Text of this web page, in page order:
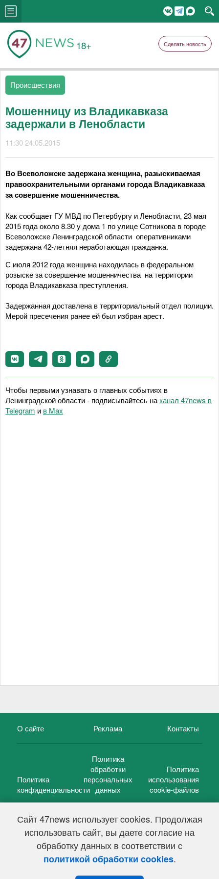
Сайт 47news использует cookies. Продолжая
использовать сайт, вы даете согласие на
обработку данных в соответствии с
политикой обработки cookies.
18+ Сделать новость
Происшествия
Мошенницу из Владикавказа
задержали в Ленобласти
11:30 24.05.2015
Во Всеволожске задержана женщина, разыскиваемая
правоохранительными органами города Владикавказа
за совершение мошенничества.
Как сообщает ГУ МВД по Петербургу и Ленобласти, 23 мая
2015 года около 8.30 у дома 1 по улице Сотникова в городе
Всеволожске Ленинградской области оперативниками
задержана 42-летняя неработающая гражданка.
С июля 2012 года женщина находилась в федеральном
розыске за совершение мошенничества на территории
города Владикавказа преступления.
Задержанная доставлена в территориальный отдел полиции.
Мерой пресечения ранее ей был избран арест.
Чтобы первыми узнавать о главных событиях в
Ленинградской области - подписывайтесь на канал 47news в
Telegram и в Maх
О сайте Реклама Контакты
Политика
конфиденциальности
Политика
обработки
персональных
данных
Политика
использования
cookie-файлов
47 новостей (47 news)2005 — 2026 г.
Свидетельство о регистрации СМИ Эл № ФС 77-39848, выдано
Федеральной службой по надзору в сфере связи,
информационных технологий и массовых коммуникаций